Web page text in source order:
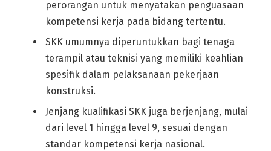
perorangan untuk menyatakan penguasaan
kompetensi kerja pada bidang tertentu.
SKK umumnya diperuntukkan bagi tenaga
terampil atau teknisi yang memiliki keahlian
spesifik dalam pelaksanaan pekerjaan
konstruksi.
Jenjang kualifikasi SKK juga berjenjang, mulai
dari level 1 hingga level 9, sesuai dengan
standar kompetensi kerja nasional.